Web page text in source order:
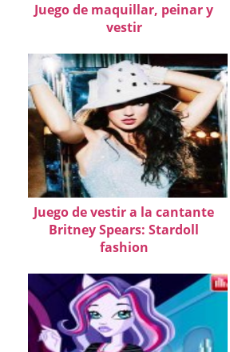
Juego de maquillar, peinar y
vestir
Juego de vestir a la cantante
Britney Spears: Stardoll
fashion